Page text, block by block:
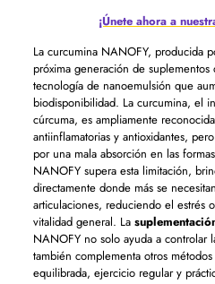
¡Únete ahora a
La curcumina NANOFY, producida
próxima generación de
tecnología de nanoemulsión que
biodisponibilidad. La curcumina, el
cúrcuma, es ampliamente
antiinflamatorias y antioxidantes,
por una mala absorción en las
NANOFY supera esta limitación,
directamente donde más se
articulaciones, reduciendo el estrés
vitalidad general. La
NANOFY no solo ayuda a controlar
también complementa otros
equilibrada, ejercicio regular y